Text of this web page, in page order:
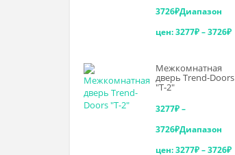
3726₽Диапазон
цен: 3277₽ – 3726₽
Межкомнатная
дверь Trend-Doоrs
"Т-2"
3277₽–
3726₽Диапазон
цен: 3277₽ – 3726₽